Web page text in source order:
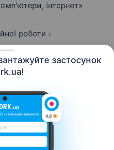
застосунок
інтернет»
роботи